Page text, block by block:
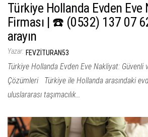
Türkiye Hollanda Evden Eve
Firması | ☎️ (0532) 137 07
arayın
Yazar: FEVZITURAN53
Türkiye Hollanda Evden Eve Nakliyat: Güvenli
Çözümleri Türkiye ile Hollanda arasındaki
uluslararası taşımacılık…